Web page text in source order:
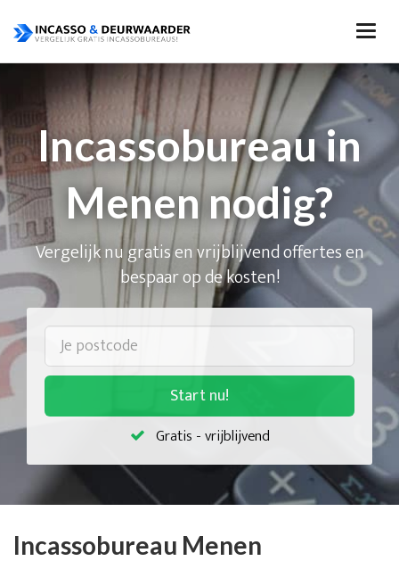
Incassobureau in
Menen nodig?
Vergelijk nu gratis en vrijblijvend offertes en
bespaar op de kosten!
Start nu!
Gratis - vrijblijvend
Incassobureau Menen